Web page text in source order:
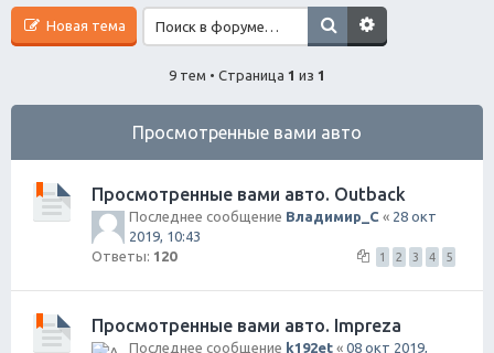
Новая тема
9 тем • Страница 1 из 1
Просмотренные вами авто
Просмотренные вами авто. Outback
Последнее сообщение Владимир_С « 28 окт
2019, 10:43
Ответы: 120 1 2 3 4 5
Просмотренные вами авто. Impreza
Последнее сообщение k192et « 08 окт 2019,